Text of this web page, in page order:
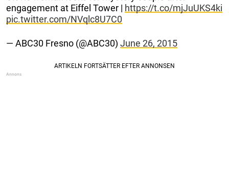
engagement at Eiffel Tower | https://t.co/mjJuUKS4ki
pic.twitter.com/NVqlc8U7C0
— ABC30 Fresno (@ABC30) June 26, 2015